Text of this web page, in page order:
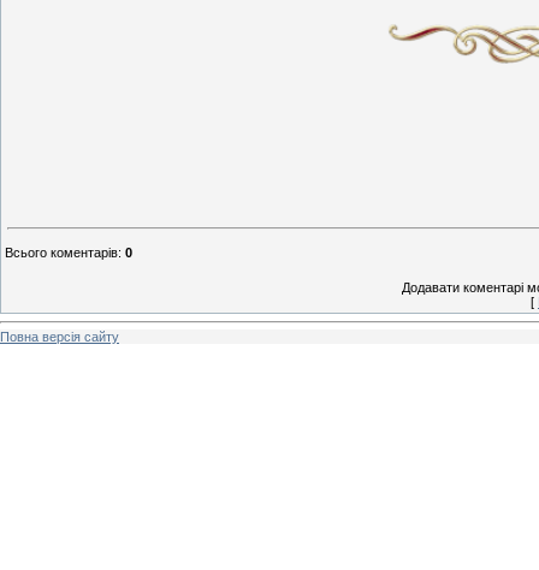
Всього коментарів: 0
Додавати коментарі
[
Повна версія сайту